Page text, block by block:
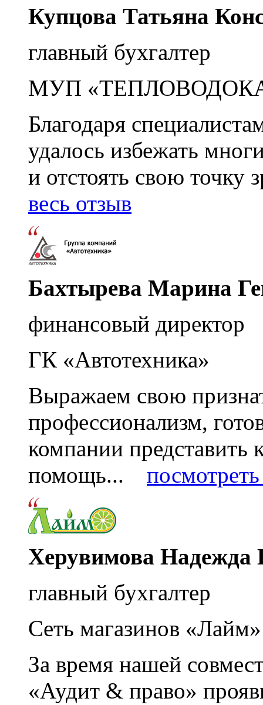
Купцова Татьяна
главный бухгалтер
МУП
Благодаря
удалось избежать
и отстоять свою
весь отзыв
Бахтырева Марина
финансовый директор
ГК «Автотехника»
Выражаем свою
профессионализм,
компании
помощь...
Херувимова Надежда
главный бухгалтер
Сеть магазинов «Лайм»
За время нашей
«Аудит & право»